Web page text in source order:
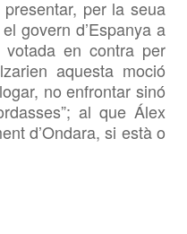
per la seua
govern d’Espanya a
en contra per
aquesta moció
no enfrontar sinó
al que Álex
d’Ondara, si està o